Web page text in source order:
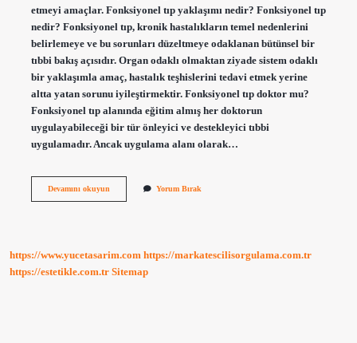
etmeyi amaçlar. Fonksiyonel tıp yaklaşımı nedir? Fonksiyonel tıp
nedir? Fonksiyonel tıp, kronik hastalıkların temel nedenlerini
belirlemeye ve bu sorunları düzeltmeye odaklanan bütünsel bir
tıbbi bakış açısıdır. Organ odaklı olmaktan ziyade sistem odaklı
bir yaklaşımla amaç, hastalık teşhislerini tedavi etmek yerine
altta yatan sorunu iyileştirmektir. Fonksiyonel tıp doktor mu?
Fonksiyonel tıp alanında eğitim almış her doktorun
uygulayabileceği bir tür önleyici ve destekleyici tıbbi
uygulamadır. Ancak uygulama alanı olarak…
Devamını okuyunFonksiyonel Yorum Bırak
https://www.yucetasarim.com https://markatescilisorgulama.com.tr
https://estetikle.com.tr Sitemap